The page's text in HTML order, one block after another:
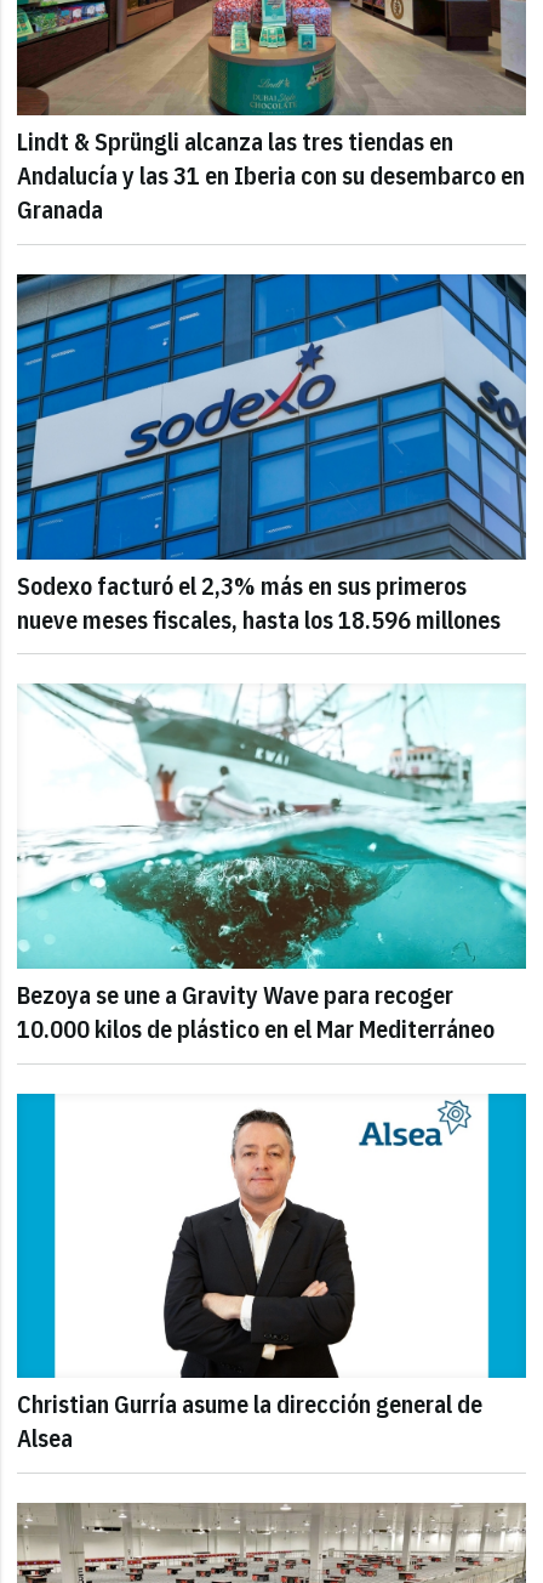
Lindt & Sprüngli alcanza las tres tiendas en
Andalucía y las 31 en Iberia con su desembarco en
Granada
Sodexo facturó el 2,3% más en sus primeros
nueve meses fiscales, hasta los 18.596 millones
Bezoya se une a Gravity Wave para recoger
10.000 kilos de plástico en el Mar Mediterráneo
Christian Gurría asume la dirección general de
Alsea